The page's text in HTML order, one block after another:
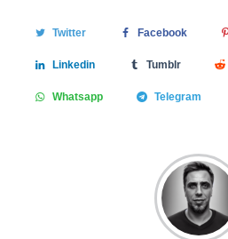
Twitter Facebook
Linkedin Tumblr
Whatsapp Telegram